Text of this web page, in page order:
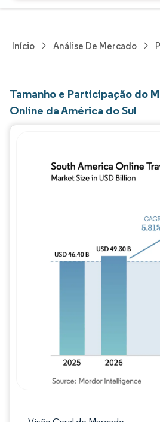
Início Análise De Mercado
Tamanho e Participação do
Online da América do Sul